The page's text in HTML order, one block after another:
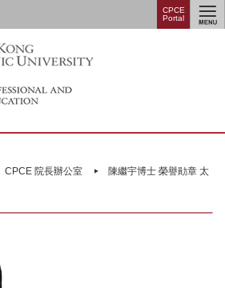
CPCE
Portal
Menu
CPCE 院長辦公室
陳繼宇博士 榮譽勛章 太